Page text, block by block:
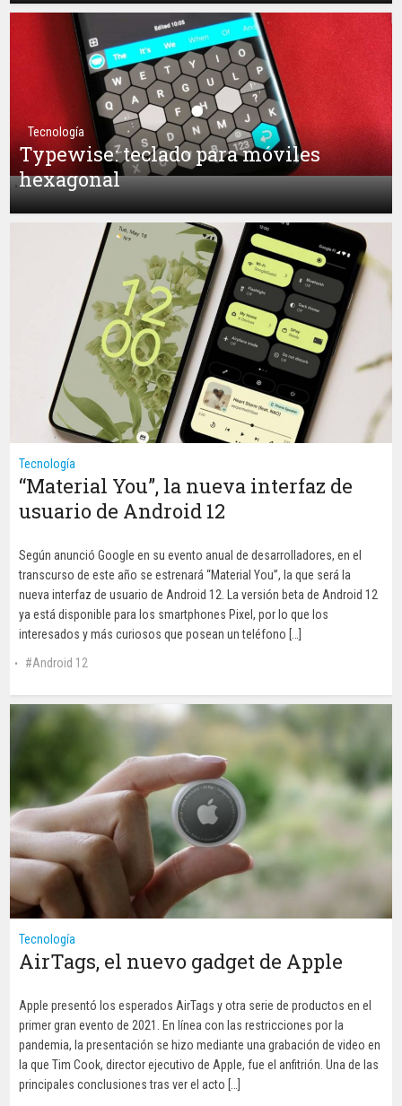
Tecnología
Typewise: teclado para móviles
hexagonal
Tecnología
“Material You”, la nueva interfaz de
usuario de Android 12
Según anunció Google en su evento anual de desarrolladores, en el
transcurso de este año se estrenará “Material You”, la que será la
nueva interfaz de usuario de Android 12. La versión beta de Android 12
ya está disponible para los smartphones Pixel, por lo que los
interesados y más curiosos que posean un teléfono […]
Android 12
Tecnología
AirTags, el nuevo gadget de Apple
Apple presentó los esperados AirTags y otra serie de productos en el
primer gran evento de 2021. En línea con las restricciones por la
pandemia, la presentación se hizo mediante una grabación de video en
la que Tim Cook, director ejecutivo de Apple, fue el anfitrión. Una de las
principales conclusiones tras ver el acto […]